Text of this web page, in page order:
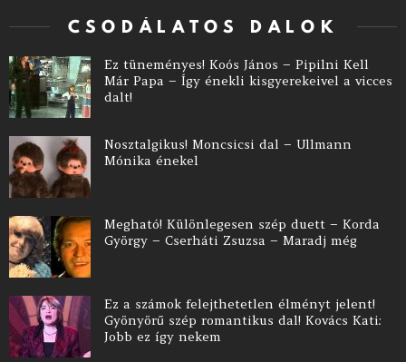
CSODÁLATOS DALOK
Ez tüneményes! Koós János – Pipilni Kell
Már Papa – Így énekli kisgyerekeivel a vicces
dalt!
Nosztalgikus! Moncsicsi dal – Ullmann
Mónika énekel
Megható! Különlegesen szép duett – Korda
György – Cserháti Zsuzsa – Maradj még
Ez a számok felejthetetlen élményt jelent!
Gyönyörű szép romantikus dal! Kovács Kati:
Jobb ez így nekem